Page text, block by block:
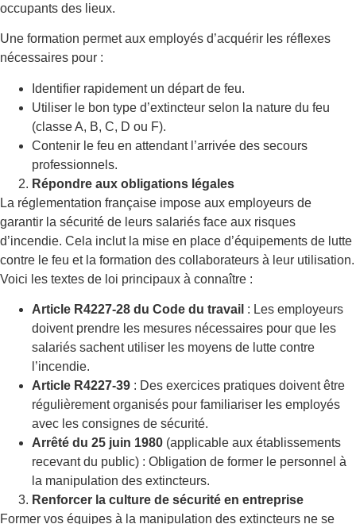
occupants des lieux.
Une formation permet aux employés d’acquérir les réflexes
nécessaires pour :
Identifier rapidement un départ de feu.
Utiliser le bon type d’extincteur selon la nature du feu
(classe A, B, C, D ou F).
Contenir le feu en attendant l’arrivée des secours
professionnels.
Répondre aux obligations légales
La réglementation française impose aux employeurs de
garantir la sécurité de leurs salariés face aux risques
d’incendie. Cela inclut la mise en place d’équipements de lutte
contre le feu et la formation des collaborateurs à leur utilisation.
Voici les textes de loi principaux à connaître :
Article R4227-28 du Code du travail : Les employeurs
doivent prendre les mesures nécessaires pour que les
salariés sachent utiliser les moyens de lutte contre
l’incendie.
Article R4227-39 : Des exercices pratiques doivent être
régulièrement organisés pour familiariser les employés
avec les consignes de sécurité.
Arrêté du 25 juin 1980 (applicable aux établissements
recevant du public) : Obligation de former le personnel à
la manipulation des extincteurs.
Renforcer la culture de sécurité en entreprise
Former vos équipes à la manipulation des extincteurs ne se